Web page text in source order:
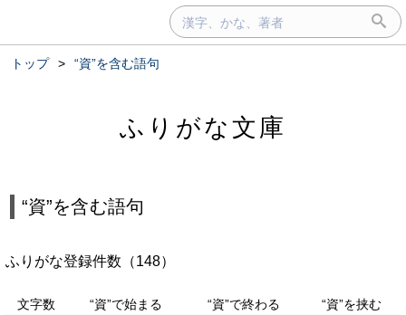
トップ > “資”を含む語句
ふりがな文庫
“資”を含む語句
ふりがな登録件数（148）
文字数 “資”で始まる “資”で終わる “資”を挟む